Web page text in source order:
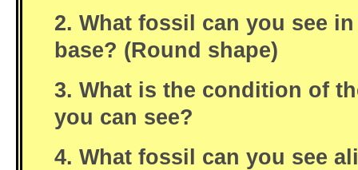
2. What fossil can you see
base? (Round shape)
3. What is the condition of
you can see?
4. What fossil can you see